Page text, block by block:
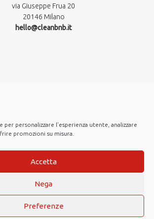
per personalizzare l'esperienza utente, analizzare
promozioni su misura.
Accetta
Nega
Preferenze
via Giuseppe Frua 20
20146 Milano
hello@cleanbnb.it
Privacy policy